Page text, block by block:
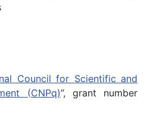
Council for Scientific and
(CNPq)”, grant number